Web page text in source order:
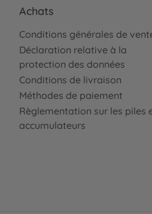
Achats
Conditions générales de
Déclaration relative à la
protection des données
Conditions de livraison
Méthodes de paiement
Règlementation sur les piles
accumulateurs